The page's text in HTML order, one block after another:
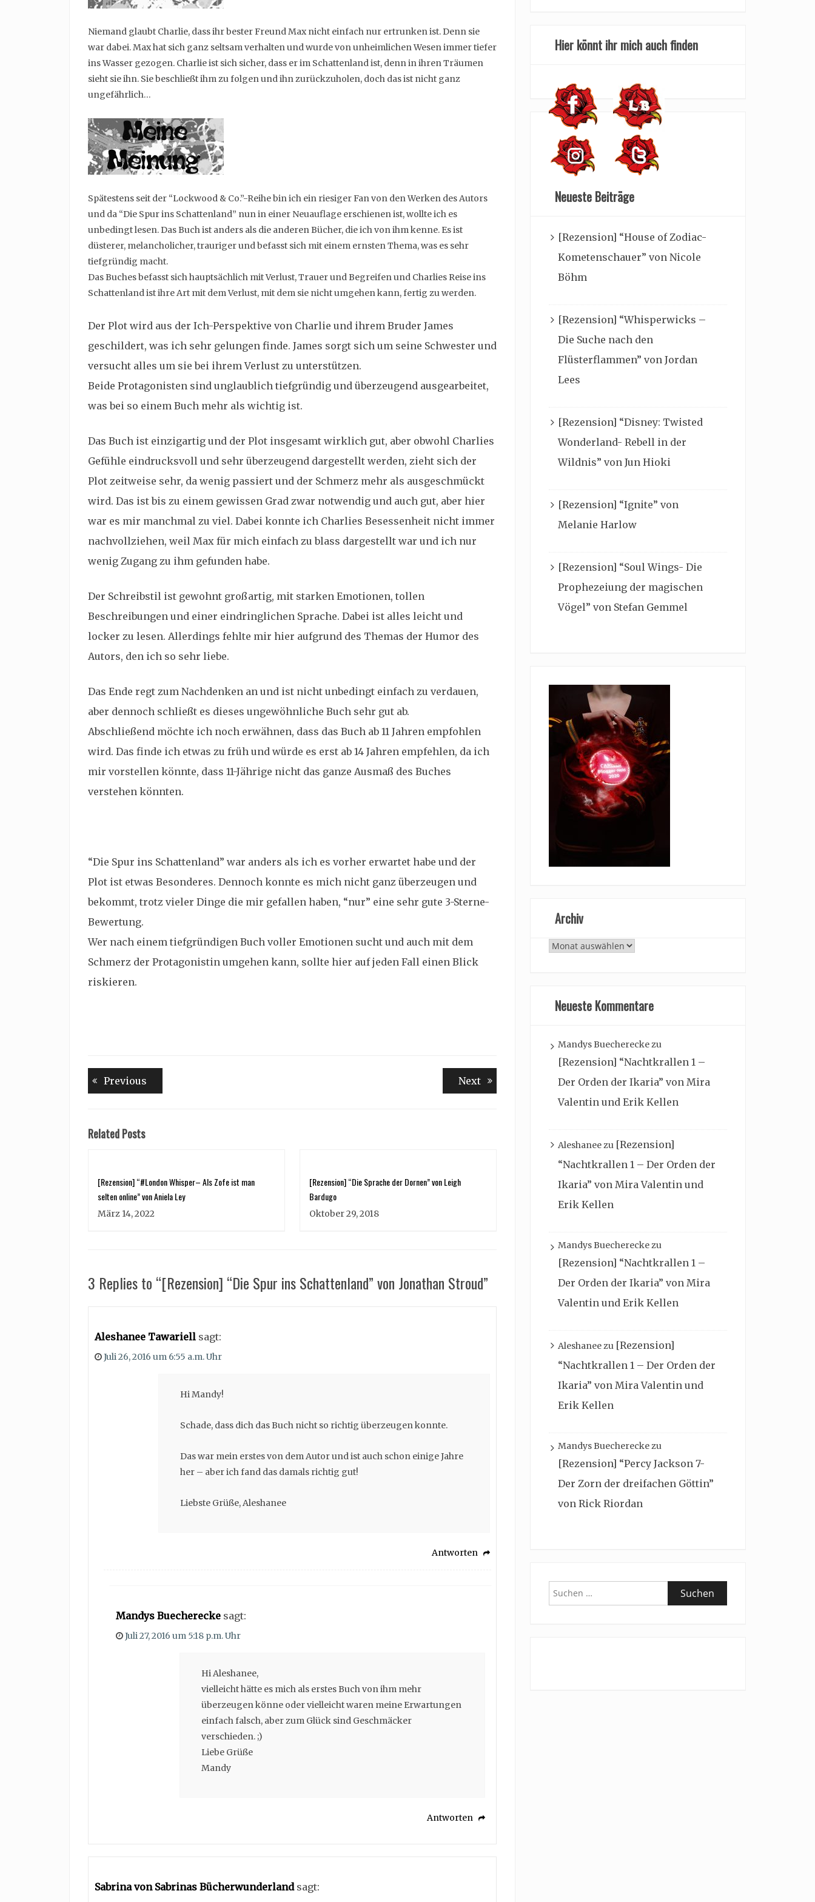
Niemand glaubt Charlie, dass ihr bester Freund Max nicht einfach nur ertrunken ist. Denn sie
war dabei. Max hat sich ganz seltsam verhalten und wurde von unheimlichen Wesen immer tiefer
ins Wasser gezogen. Charlie ist sich sicher, dass er im Schattenland ist, denn in ihren Träumen
sieht sie ihn. Sie beschließt ihm zu folgen und ihn zurückzuholen, doch das ist nicht ganz
ungefährlich…
Spätestens seit der “Lockwood & Co.”-Reihe bin ich ein riesiger Fan von den Werken des Autors
und da “Die Spur ins Schattenland” nun in einer Neuauflage erschienen ist, wollte ich es
unbedingt lesen. Das Buch ist anders als die anderen Bücher, die ich von ihm kenne. Es ist
düsterer, melancholicher, trauriger und befasst sich mit einem ernsten Thema, was es sehr
tiefgründig macht.
Das Buches befasst sich hauptsächlich mit Verlust, Trauer und Begreifen und Charlies Reise ins
Schattenland ist ihre Art mit dem Verlust, mit dem sie nicht umgehen kann, fertig zu werden.
Der Plot wird aus der Ich-Perspektive von Charlie und ihrem Bruder James
geschildert, was ich sehr gelungen finde. James sorgt sich um seine Schwester und
versucht alles um sie bei ihrem Verlust zu unterstützen.
Beide Protagonisten sind unglaublich tiefgründig und überzeugend ausgearbeitet,
was bei so einem Buch mehr als wichtig ist.
Das Buch ist einzigartig und der Plot insgesamt wirklich gut, aber obwohl Charlies
Gefühle eindrucksvoll und sehr überzeugend dargestellt werden, zieht sich der
Plot zeitweise sehr, da wenig passiert und der Schmerz mehr als ausgeschmückt
wird. Das ist bis zu einem gewissen Grad zwar notwendig und auch gut, aber hier
war es mir manchmal zu viel. Dabei konnte ich Charlies Besessenheit nicht immer
nachvollziehen, weil Max für mich einfach zu blass dargestellt war und ich nur
wenig Zugang zu ihm gefunden habe.
Der Schreibstil ist gewohnt großartig, mit starken Emotionen, tollen
Beschreibungen und einer eindringlichen Sprache. Dabei ist alles leicht und
locker zu lesen. Allerdings fehlte mir hier aufgrund des Themas der Humor des
Autors, den ich so sehr liebe.
Das Ende regt zum Nachdenken an und ist nicht unbedingt einfach zu verdauen,
aber dennoch schließt es dieses ungewöhnliche Buch sehr gut ab.
Abschließend möchte ich noch erwähnen, dass das Buch ab 11 Jahren empfohlen
wird. Das finde ich etwas zu früh und würde es erst ab 14 Jahren empfehlen, da ich
mir vorstellen könnte, dass 11-Jährige nicht das ganze Ausmaß des Buches
verstehen könnten.
“Die Spur ins Schattenland” war anders als ich es vorher erwartet habe und der
Plot ist etwas Besonderes. Dennoch konnte es mich nicht ganz überzeugen und
bekommt, trotz vieler Dinge die mir gefallen haben, “nur” eine sehr gute 3-Sterne-
Bewertung.
Wer nach einem tiefgründigen Buch voller Emotionen sucht und auch mit dem
Schmerz der Protagonistin umgehen kann, sollte hier auf jeden Fall einen Blick
riskieren.
Beitragsnavigation
Previous NextNext
Related Posts
[Rezension] “#London Whisper– Als Zofe ist man
selten online” von Aniela Ley
März 14, 2022
[Rezension] “Die Sprache der Dornen” von Leigh
Bardugo
Oktober 29, 2018
3 Replies to “[Rezension] “Die Spur ins Schattenland” von Jonathan Stroud”
Aleshanee Tawariell sagt:
Juli 26, 2016 um 6:55 a.m. Uhr
Hi Mandy!
Schade, dass dich das Buch nicht so richtig überzeugen konnte.
Das war mein erstes von dem Autor und ist auch schon einige Jahre
her – aber ich fand das damals richtig gut!
Liebste Grüße, Aleshanee
Antworten
Mandys Buecherecke sagt:
Juli 27, 2016 um 5:18 p.m. Uhr
Hi Aleshanee,
vielleicht hätte es mich als erstes Buch von ihm mehr
überzeugen könne oder vielleicht waren meine Erwartungen
einfach falsch, aber zum Glück sind Geschmäcker
verschieden. ;)
Liebe Grüße
Mandy
Antworten
Sabrina von Sabrinas Bücherwunderland sagt:
Hier könnt ihr mich auch finden
Neueste Beiträge
[Rezension] “House of Zodiac-
Kometenschauer” von Nicole
Böhm
[Rezension] “Whisperwicks –
Die Suche nach den
Flüsterflammen” von Jordan
Lees
[Rezension] “Disney: Twisted
Wonderland- Rebell in der
Wildnis” von Jun Hioki
[Rezension] “Ignite” von
Melanie Harlow
[Rezension] “Soul Wings- Die
Prophezeiung der magischen
Vögel” von Stefan Gemmel
Archiv
Archiv
Neueste Kommentare
Mandys Buechereckezu
[Rezension] “Nachtkrallen 1 –
Der Orden der Ikaria” von Mira
Valentin und Erik Kellen
Aleshaneezu [Rezension]
“Nachtkrallen 1 – Der Orden der
Ikaria” von Mira Valentin und
Erik Kellen
Mandys Buechereckezu
[Rezension] “Nachtkrallen 1 –
Der Orden der Ikaria” von Mira
Valentin und Erik Kellen
Aleshaneezu [Rezension]
“Nachtkrallen 1 – Der Orden der
Ikaria” von Mira Valentin und
Erik Kellen
Mandys Buechereckezu
[Rezension] “Percy Jackson 7-
Der Zorn der dreifachen Göttin”
von Rick Riordan
Suchen
nach: